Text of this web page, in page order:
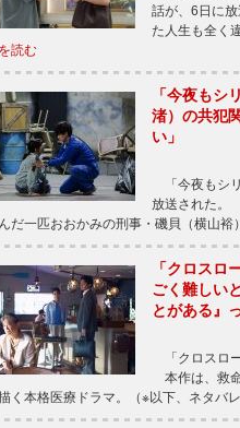
話が、6日に
た人生も全く
読む
「今夜もシ
渚）の共犯
い」
「今夜もシ
放送された。
だ一匹おおかみの刑事・磯貝（横山
「クロスロ
ごく難しい
とがある』
「クロスロ
本作は、救
く本格医療ドラマ。（※以下、ネタ